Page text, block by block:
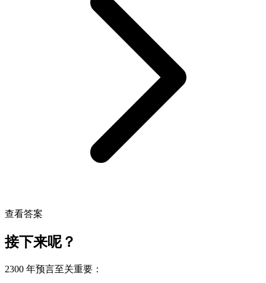
查看答案
接下来呢？
2300 年预言至关重要：